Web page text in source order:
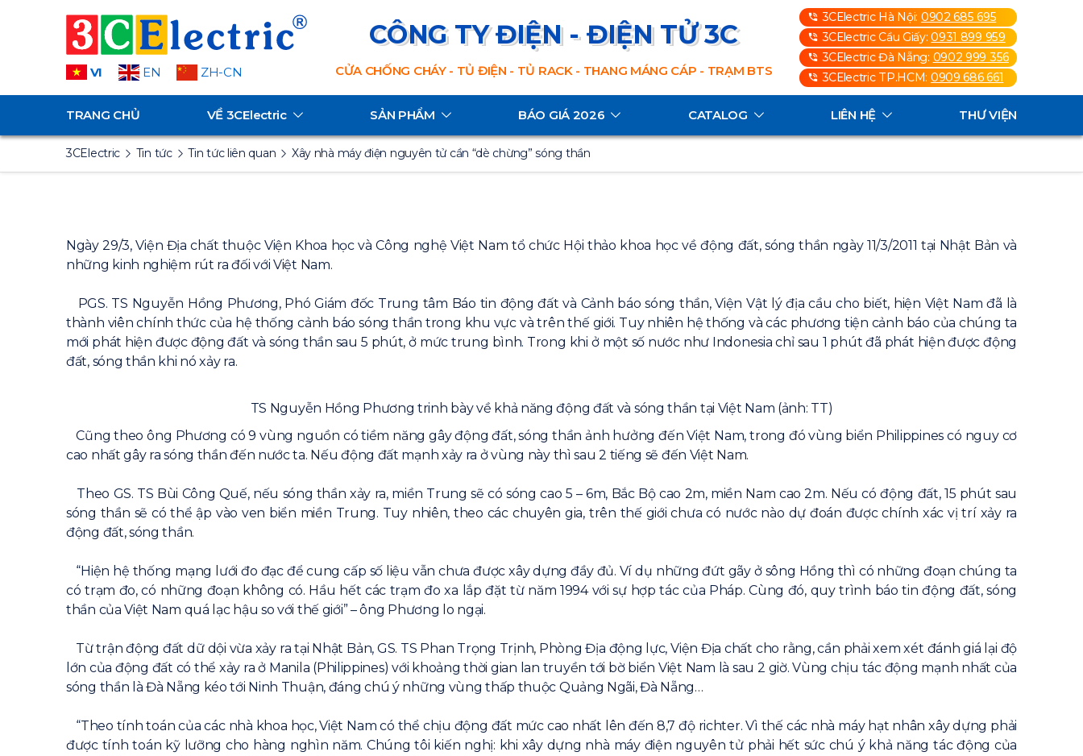
VI EN ZH-CN
CÔNG TY ĐIỆN - ĐIỆN TỬ 3C
CỬA CHỐNG CHÁY - TỦ ĐIỆN - TỦ RACK - THANG MÁNG CÁP - TRẠM BTS
3CElectric Hà Nội: 0902 685 695
3CElectric Cầu Giấy:0931 899 959
3CElectric Đà Nẵng: 0902 999 356
3CElectric TP.HCM: 0909 686 661
TRANG CHỦ VỀ 3CElectric SẢN PHẨM BÁO GIÁ 2026 CATALOG LIÊN HỆ THƯ VIỆN
3CElectric Tin tức Tin tức liên quan Xây nhà máy điện nguyên tử cần “dè chừng” sóng thần
Ngày 29/3, Viện Địa chất thuộc Viện Khoa học và Công nghệ Việt Nam tổ chức Hội thảo khoa học về động đất, sóng thần ngày 11/3/2011 tại Nhật Bản và
những kinh nghiệm rút ra đối với Việt Nam.
PGS. TS Nguyễn Hồng Phương, Phó Giám đốc Trung tâm Báo tin động đất và Cảnh báo sóng thần, Viện Vật lý địa cầu cho biết, hiện Việt Nam đã là
thành viên chính thức của hệ thống cảnh báo sóng thần trong khu vực và trên thế giới. Tuy nhiên hệ thống và các phương tiện cảnh báo của chúng ta
mới phát hiện được động đất và sóng thần sau 5 phút, ở mức trung bình. Trong khi ở một số nước như Indonesia chỉ sau 1 phút đã phát hiện được động
đất, sóng thần khi nó xảy ra.
TS Nguyễn Hồng Phương trinh bày về khả năng động đất và sóng thần tại Việt Nam (ảnh: TT)
Cũng theo ông Phương có 9 vùng nguồn có tiềm năng gây động đất, sóng thần ảnh hưởng đến Việt Nam, trong đó vùng biển Philippines có nguy cơ
cao nhất gây ra sóng thần đến nước ta. Nếu động đất mạnh xảy ra ở vùng này thì sau 2 tiếng sẽ đến Việt Nam.
Theo GS. TS Bùi Công Quế, nếu sóng thần xảy ra, miền Trung sẽ có sóng cao 5 – 6m, Bắc Bộ cao 2m, miền Nam cao 2m. Nếu có động đất, 15 phút sau
sóng thần sẽ có thể ập vào ven biển miền Trung. Tuy nhiên, theo các chuyên gia, trên thế giới chưa có nước nào dự đoán được chính xác vị trí xảy ra
động đất, sóng thần.
“Hiện hệ thống mạng lưới đo đạc để cung cấp số liệu vẫn chưa được xây dựng đầy đủ. Ví dụ những đứt gãy ở sông Hồng thì có những đoạn chúng ta
có trạm đo, có những đoạn không có. Hầu hết các trạm đo xa lắp đặt từ năm 1994 với sự hợp tác của Pháp. Cùng đó, quy trình báo tin động đất, sóng
thần của Việt Nam quá lạc hậu so với thế giới” – ông Phương lo ngại.
Từ trận động đất dữ dội vừa xảy ra tại Nhật Bản, GS. TS Phan Trọng Trịnh, Phòng Địa động lực, Viện Địa chất cho rằng, cần phải xem xét đánh giá lại độ
lớn của động đất có thể xảy ra ở Manila (Philippines) với khoảng thời gian lan truyền tới bờ biển Việt Nam là sau 2 giờ. Vùng chịu tác động mạnh nhất của
sóng thần là Đà Nẵng kéo tới Ninh Thuận, đáng chú ý những vùng thấp thuộc Quảng Ngãi, Đà Nẵng…
“Theo tính toán của các nhà khoa học, Việt Nam có thể chịu động đất mức cao nhất lên đến 8,7 độ richter. Vì thế các nhà máy hạt nhân xây dựng phải
được tính toán kỹ lưỡng cho hàng nghìn năm. Chúng tôi kiến nghị: khi xây dựng nhà máy điện nguyên tử phải hết sức chú ý khả năng tác động của